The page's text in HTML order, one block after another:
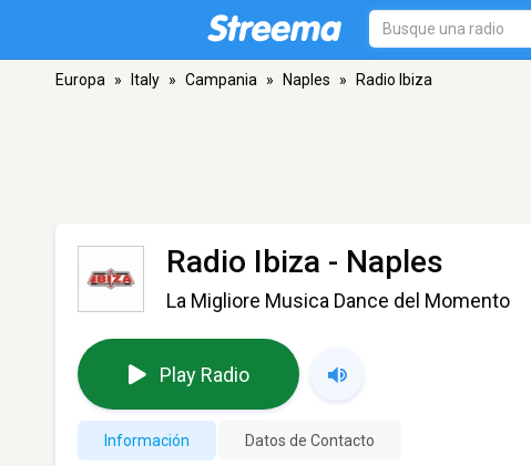
Europa » Italy » Campania » Naples » Radio Ibiza
Radio Ibiza - Naples
La Migliore Musica Dance del Momento
Play Radio
Información Datos de Contacto